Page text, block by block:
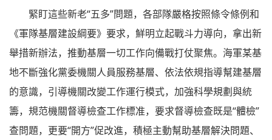
緊盯這些新老“五多”問題，各部隊嚴格按照條令條例和
《軍隊基層建設綱要》要求，鮮明立起戰斗力導向，拿出新
舉措新辦法，推動基層一切工作向備戰打仗聚焦。海軍某基
地不斷強化黨委機關人員服務基層、依法依規指導幫建基層
的意識，引導機關改變工作運行模式，加強科學規劃與統
籌，規范機關督導檢查工作標准，要求督導檢查既是“體檢”
查問題，更要“開方”促改進，積極主動幫助基層解決問題、